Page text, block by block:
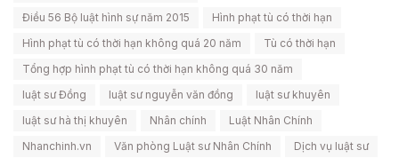
Điều 56 Bộ luật hình sự năm 2015
Hình phạt tù có thời hạn
Hình phạt tù có thời hạn không quá 20 năm
Tù có thời hạn
Tổng hợp hình phạt tù có thời hạn không quá 30 năm
luật sư Đồng
luật sư nguyễn văn đồng
luật sư khuyên
luật sư hà thị khuyên
Nhân chính
Luật Nhân Chính
Nhanchinh.vn
Văn phòng Luật sư Nhân Chính
Dịch vụ luật sư